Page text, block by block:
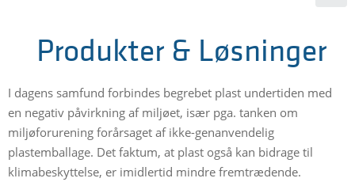
Produkter & Løsninger
I dagens samfund forbindes begrebet plast undertiden med
en negativ påvirkning af miljøet, især pga. tanken om
miljøforurening forårsaget af ikke-genanvendelig
plastemballage. Det faktum, at plast også kan bidrage til
klimabeskyttelse, er imidlertid mindre fremtrædende.